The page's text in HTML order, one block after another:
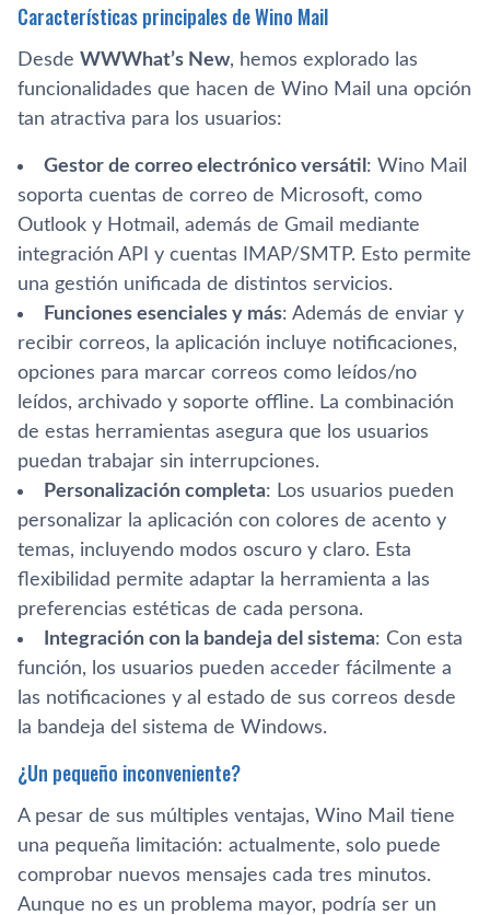
Características principales de Wino Mail
Desde WWWhat’s New, hemos explorado las
funcionalidades que hacen de Wino Mail una opción
tan atractiva para los usuarios:
Gestor de correo electrónico versátil : Wino Mail
soporta cuentas de correo de Microsoft, como
Outlook y Hotmail, además de Gmail mediante
integración API y cuentas IMAP/SMTP. Esto permite
una gestión unificada de distintos servicios.
Funciones esenciales y más: Además de enviar y
recibir correos, la aplicación incluye notificaciones,
opciones para marcar correos como leídos/no
leídos, archivado y soporte offline. La combinación
de estas herramientas asegura que los usuarios
puedan trabajar sin interrupciones.
Personalización completa: Los usuarios pueden
personalizar la aplicación con colores de acento y
temas, incluyendo modos oscuro y claro. Esta
flexibilidad permite adaptar la herramienta a las
preferencias estéticas de cada persona.
Integración con la bandeja del sistema: Con esta
función, los usuarios pueden acceder fácilmente a
las notificaciones y al estado de sus correos desde
la bandeja del sistema de Windows.
¿Un pequeño inconveniente?
A pesar de sus múltiples ventajas, Wino Mail tiene
una pequeña limitación: actualmente, solo puede
comprobar nuevos mensajes cada tres minutos.
Aunque no es un problema mayor, podría ser un